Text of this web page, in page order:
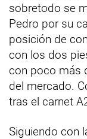
sobretodo se
Pedro por su
posición de
con los dos
con poco más
del mercado.
tras el carnet
Siguiendo con